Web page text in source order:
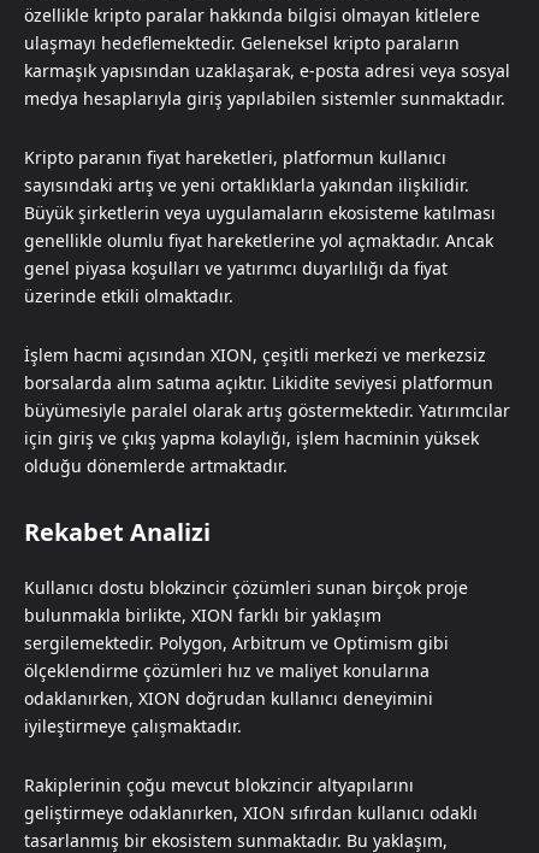
özellikle kripto paralar hakkında bilgisi olmayan kitlelere
ulaşmayı hedeflemektedir. Geleneksel kripto paraların
karmaşık yapısından uzaklaşarak, e-posta adresi veya sosyal
medya hesaplarıyla giriş yapılabilen sistemler sunmaktadır.
Kripto paranın fiyat hareketleri, platformun kullanıcı
sayısındaki artış ve yeni ortaklıklarla yakından ilişkilidir.
Büyük şirketlerin veya uygulamaların ekosisteme katılması
genellikle olumlu fiyat hareketlerine yol açmaktadır. Ancak
genel piyasa koşulları ve yatırımcı duyarlılığı da fiyat
üzerinde etkili olmaktadır.
İşlem hacmi açısından XION, çeşitli merkezi ve merkezsiz
borsalarda alım satıma açıktır. Likidite seviyesi platformun
büyümesiyle paralel olarak artış göstermektedir. Yatırımcılar
için giriş ve çıkış yapma kolaylığı, işlem hacminin yüksek
olduğu dönemlerde artmaktadır.
Rekabet Analizi
Kullanıcı dostu blokzincir çözümleri sunan birçok proje
bulunmakla birlikte, XION farklı bir yaklaşım
sergilemektedir. Polygon, Arbitrum ve Optimism gibi
ölçeklendirme çözümleri hız ve maliyet konularına
odaklanırken, XION doğrudan kullanıcı deneyimini
iyileştirmeye çalışmaktadır.
Rakiplerinin çoğu mevcut blokzincir altyapılarını
geliştirmeye odaklanırken, XION sıfırdan kullanıcı odaklı
tasarlanmış bir ekosistem sunmaktadır. Bu yaklaşım,